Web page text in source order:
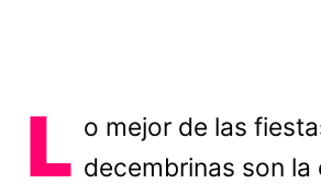
L o mejor de las
decembrinas son la